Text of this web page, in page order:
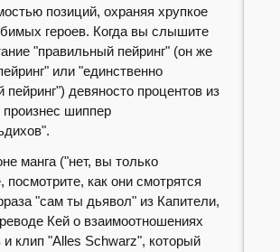
позиций, охраняя хрупкое
героев. Когда вы слышите
"правильный пейринг" (он же
или "единственно
пейринг") девяносто процентов из
произнес шиппер
манга ("нет, вы только
посмотрите, как они смотрятся
"сам ты дьявол" из Капители,
Кей о взаимоотношениях
и клип "Alles Schwarz", который